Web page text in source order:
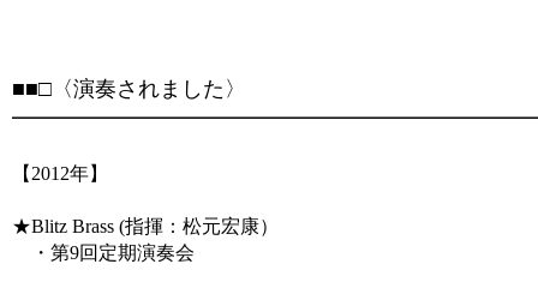
■■□〈演奏されました〉
【2012年】
★Blitz Brass (指揮：松元宏康）
・第9回定期演奏会